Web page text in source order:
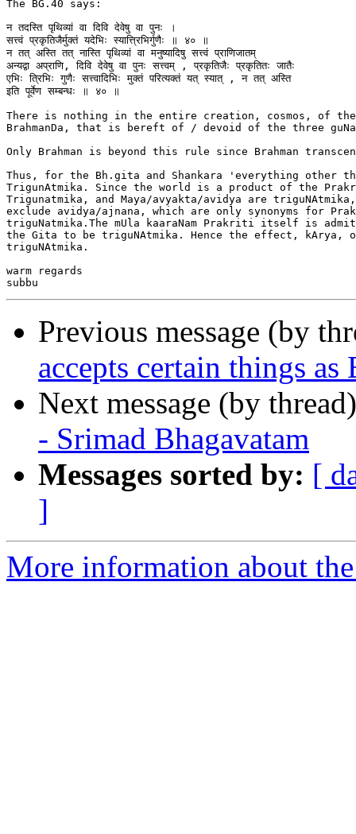
The BG.40 says:
न तदस्ति पृथिव्यां वा दिवि देवेषु वा पुनः ।
सत्त्वं प्रकृतिजैर्मुक्तं यदेभिः स्यात्त्रिभिर्गुणैः ॥ ४० ॥
न तत् अस्ति तत् नास्ति पृथिव्यां वा मनुष्यादिषु सत्त्वं प्राणिजातम्
अन्यद्वा अप्राणि, दिवि देवेषु वा पुनः सत्त्वम् , प्रकृतिजैः प्रकृतितः जातैः
एभिः त्रिभिः गुणैः सत्त्वादिभिः मुक्तं परित्यक्तं यत् स्यात् , न तत् अस्ति
इति पूर्वेण सम्बन्धः ॥ ४० ॥
There is nothing in the entire creation, cosmos, of
BrahmanDa, that is bereft of / devoid of the three
Only Brahman is beyond this rule since Brahman
Thus, for the Bh.gita and Shankara 'everything other
TrigunAtmika. Since the world is a product of the
Trigunatmika, and Maya/avyakta/avidya are
exclude avidya/ajnana, which are only synonyms for
triguNatmika.The mUla kaaraNam Prakriti itself is
the Gita to be triguNAtmika. Hence the effect,
triguNAtmika.
warm regards
Previous message (by
accepts certain things
Next message (by
- Srimad Bhagavatam
Messages sorted by: [
]
More information about